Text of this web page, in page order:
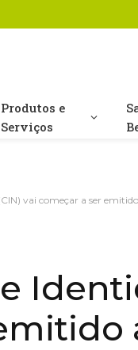
Produtos e
Serviços
vai começar a ser